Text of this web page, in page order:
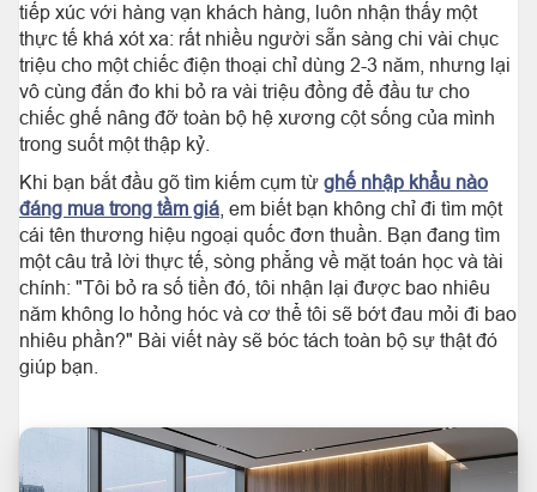
tiếp xúc với hàng vạn khách hàng, luôn nhận thấy một
thực tế khá xót xa: rất nhiều người sẵn sàng chi vài chục
triệu cho một chiếc điện thoại chỉ dùng 2-3 năm, nhưng lại
vô cùng đắn đo khi bỏ ra vài triệu đồng để đầu tư cho
chiếc ghế nâng đỡ toàn bộ hệ xương cột sống của mình
trong suốt một thập kỷ.
Khi bạn bắt đầu gõ tìm kiếm cụm từ ghế nhập khẩu nào
đáng mua trong tầm giá , em biết bạn không chỉ đi tìm một
cái tên thương hiệu ngoại quốc đơn thuần. Bạn đang tìm
một câu trả lời thực tế, sòng phẳng về mặt toán học và tài
chính: "Tôi bỏ ra số tiền đó, tôi nhận lại được bao nhiêu
năm không lo hỏng hóc và cơ thể tôi sẽ bớt đau mỏi đi bao
nhiêu phần?" Bài viết này sẽ bóc tách toàn bộ sự thật đó
giúp bạn.